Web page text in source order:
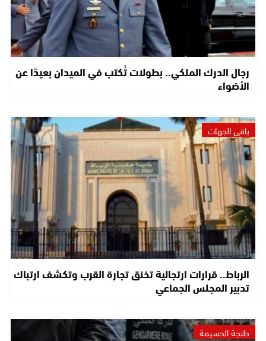
رجال الدرك الملكي.. بطولات تُكتب في الميدان بعيدًا عن
الأضواء
باقي الجهات
الرباط.. قرارات ارتجالية تخنق تجارة القرب وتكشف ارتباك
تدبير المجلس الجماعي
طنجة الحسيمة